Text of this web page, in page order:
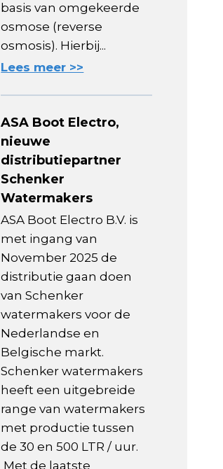
basis van omgekeerde
osmose (reverse
osmosis). Hierbij...
Lees meer >>
ASA Boot Electro,
nieuwe
distributiepartner
Schenker
Watermakers
ASA Boot Electro B.V. is
met ingang van
November 2025 de
distributie gaan doen
van Schenker
watermakers voor de
Nederlandse en
Belgische markt.
Schenker watermakers
heeft een uitgebreide
range van watermakers
met productie tussen
de 30 en 500 LTR / uur.
Met de laatste